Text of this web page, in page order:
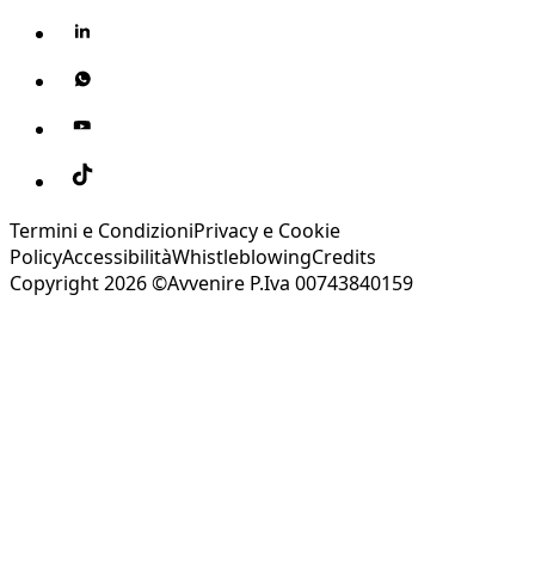
Termini e CondizioniPrivacy e Cookie
PolicyAccessibilitàWhistleblowingCredits
Copyright 2026 ©Avvenire P.Iva 00743840159